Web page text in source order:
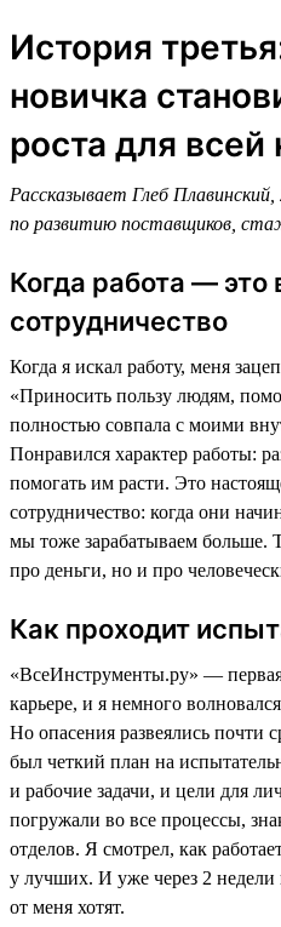
История
новичка
роста для всей
Рассказывает Глеб
по развитию поставщиков,
Когда работа —
сотрудничество
Когда я искал работу, меня
«Приносить пользу людям,
полностью совпала с моими
Понравился характер работы:
помогать им расти. Это
сотрудничество: когда они
мы тоже зарабатываем больше.
про деньги, но и про
Как проходит
«ВсеИнструменты.ру» —
карьере, и я немного
Но опасения развеялись почти
был четкий план на
и рабочие задачи, и цели для
погружали во все процессы,
отделов. Я смотрел, как
у лучших. И уже через 2 недели
от меня хотят.